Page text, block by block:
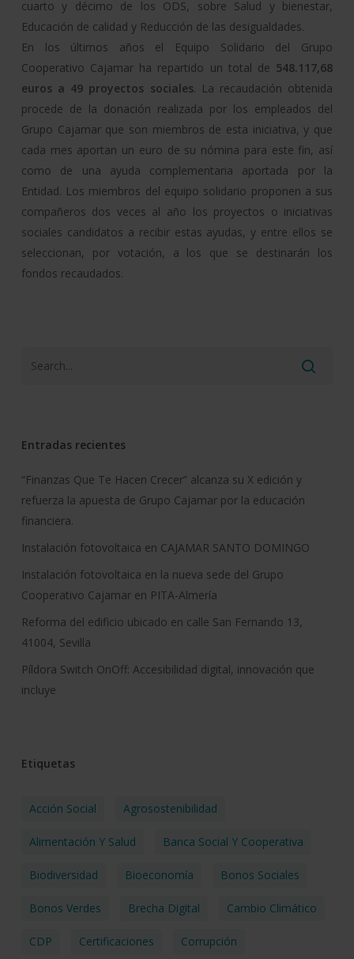
cuarto y décimo de los ODS, sobre Salud y bienestar,
Educación de calidad y Reducción de las desigualdades.
En los últimos años el Equipo Solidario del Grupo
Cooperativo Cajamar ha repartido un total de 548.117,68
euros a 49 proyectos sociales. La recaudación obtenida
procede de la donación realizada por los empleados del
Grupo Cajamar que son miembros de esta iniciativa, y que
cada mes aportan un euro de su nómina para este fin, así
como de una ayuda complementaria aportada por la
Entidad. Los miembros del equipo solidario proponen a sus
compañeros dos veces al año los proyectos o iniciativas
sociales candidatos a recibir estas ayudas, y entre ellos se
seleccionan, por votación, a los que se destinarán los
fondos recaudados.
Entradas recientes
“Finanzas Que Te Hacen Crecer” alcanza su X edición y
refuerza la apuesta de Grupo Cajamar por la educación
financiera.
Instalación fotovoltaica en CAJAMAR SANTO DOMINGO
Instalación fotovoltaica en la nueva sede del Grupo
Cooperativo Cajamar en PITA-Almería
Reforma del edificio ubicado en calle San Fernando 13,
41004, Sevilla
Píldora Switch OnOff: Accesibilidad digital, innovación que
incluye
Etiquetas
Acción Social Agrosostenibilidad
Alimentación Y Salud Banca Social Y Cooperativa
Biodiversidad Bioeconomía Bonos Sociales
Bonos Verdes Brecha Digital Cambio Climático
CDP Certificaciones Corrupción